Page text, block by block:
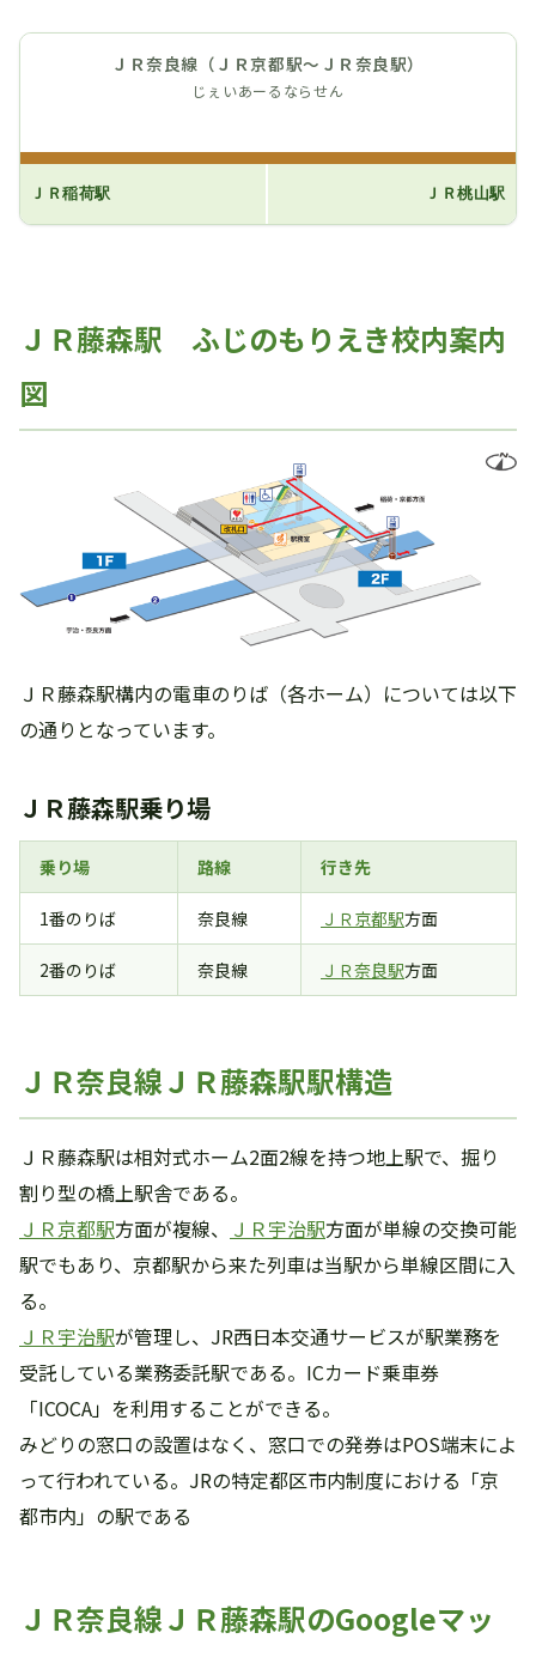
ＪＲ奈良線（ＪＲ京都駅～ＪＲ奈良駅）
じぇいあーるならせん
ＪＲ稲荷駅 ＪＲ桃山駅
ＪＲ藤森駅 ふじのもりえき校内案内
図
ＪＲ藤森駅構内の電車のりば（各ホーム）については以下
の通りとなっています。
ＪＲ藤森駅乗り場
乗り場 路線 行き先
1番のりば 奈良線 ＪＲ京都駅方面
2番のりば 奈良線 ＪＲ奈良駅方面
ＪＲ奈良線ＪＲ藤森駅駅構造
ＪＲ藤森駅は相対式ホーム2面2線を持つ地上駅で、掘り
割り型の橋上駅舎である。
ＪＲ京都駅方面が複線、 ＪＲ宇治駅方面が単線の交換可能
駅でもあり、京都駅から来た列車は当駅から単線区間に入
る。
ＪＲ宇治駅が管理し、JR西日本交通サービスが駅業務を
受託している業務委託駅である。ICカード乗車券
「ICOCA」を利用することができる。
みどりの窓口の設置はなく、窓口での発券はPOS端末によ
って行われている。JRの特定都区市内制度における「京
都市内」の駅である
ＪＲ奈良線ＪＲ藤森駅のGoogleマッ